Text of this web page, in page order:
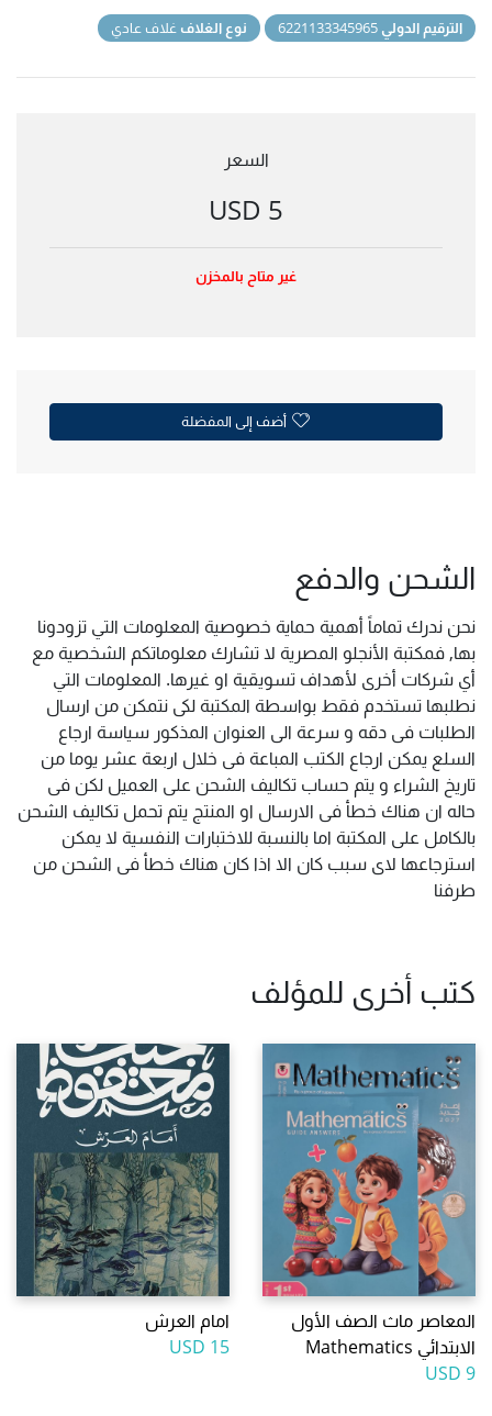
الترقيم الدولي نوع الغلاف غلاف عادي
السعر
5 USD
غير متاح بالمخزن
أضف إلى المفضلة
الشحن والدفع
نحن ندرك تماماً أهمية حماية خصوصية المعلومات التي تزودونا
بها, فمكتبة الأنجلو المصرية لا تشارك معلوماتكم الشخصية مع
أي شركات أخرى لأهداف تسويقية او غيرها. المعلومات التي
نطلبها تستخدم فقط بواسطة المكتبة لكى نتمكن من ارسال
الطلبات فى دقه و سرعة الى العنوان المذكور سياسة ارجاع
السلع يمكن ارجاع الكتب المباعة فى خلال اربعة عشر يوما من
تاريخ الشراء و يتم حساب تكاليف الشحن على العميل لكن فى
حاله ان هناك خطأ فى الارسال او المنتج يتم تحمل تكاليف الشحن
بالكامل على المكتبة اما بالنسبة للاختبارات النفسية لا يمكن
استرجاعها لاى سبب كان الا اذا كان هناك خطأ فى الشحن من
طرفنا
كتب أخرى للمؤلف
المعاصر ماث الصف الأول
الابتدائي Mathematics
9 USD
امام العرش
15 USD